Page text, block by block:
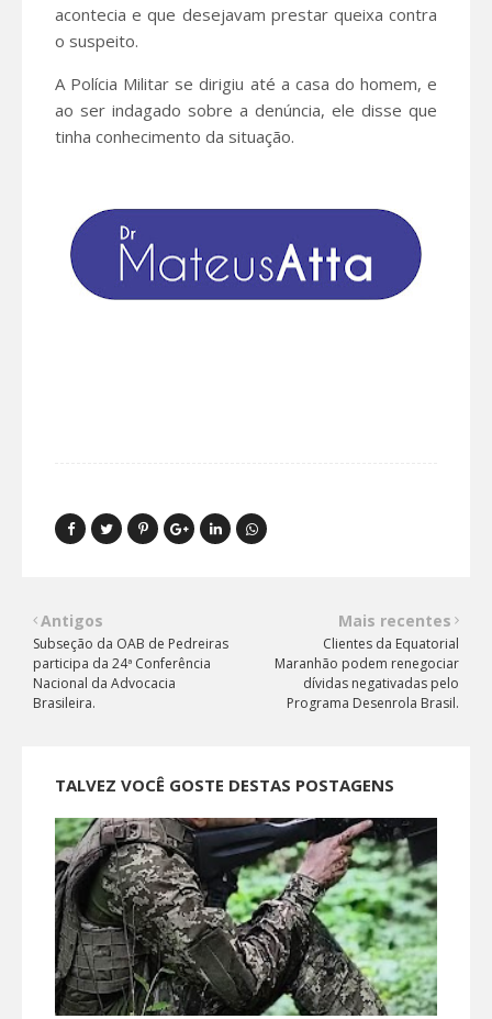
acontecia e que desejavam prestar queixa contra
o suspeito.
A Polícia Militar se dirigiu até a casa do homem, e
ao ser indagado sobre a denúncia, ele disse que
tinha conhecimento da situação.
Mais recentes
Clientes da Equatorial
Maranhão podem renegociar
dívidas negativadas pelo
Programa Desenrola Brasil.
Antigos
Subseção da OAB de Pedreiras
participa da 24ª Conferência
Nacional da Advocacia
Brasileira.
TALVEZ VOCÊ GOSTE DESTAS POSTAGENS